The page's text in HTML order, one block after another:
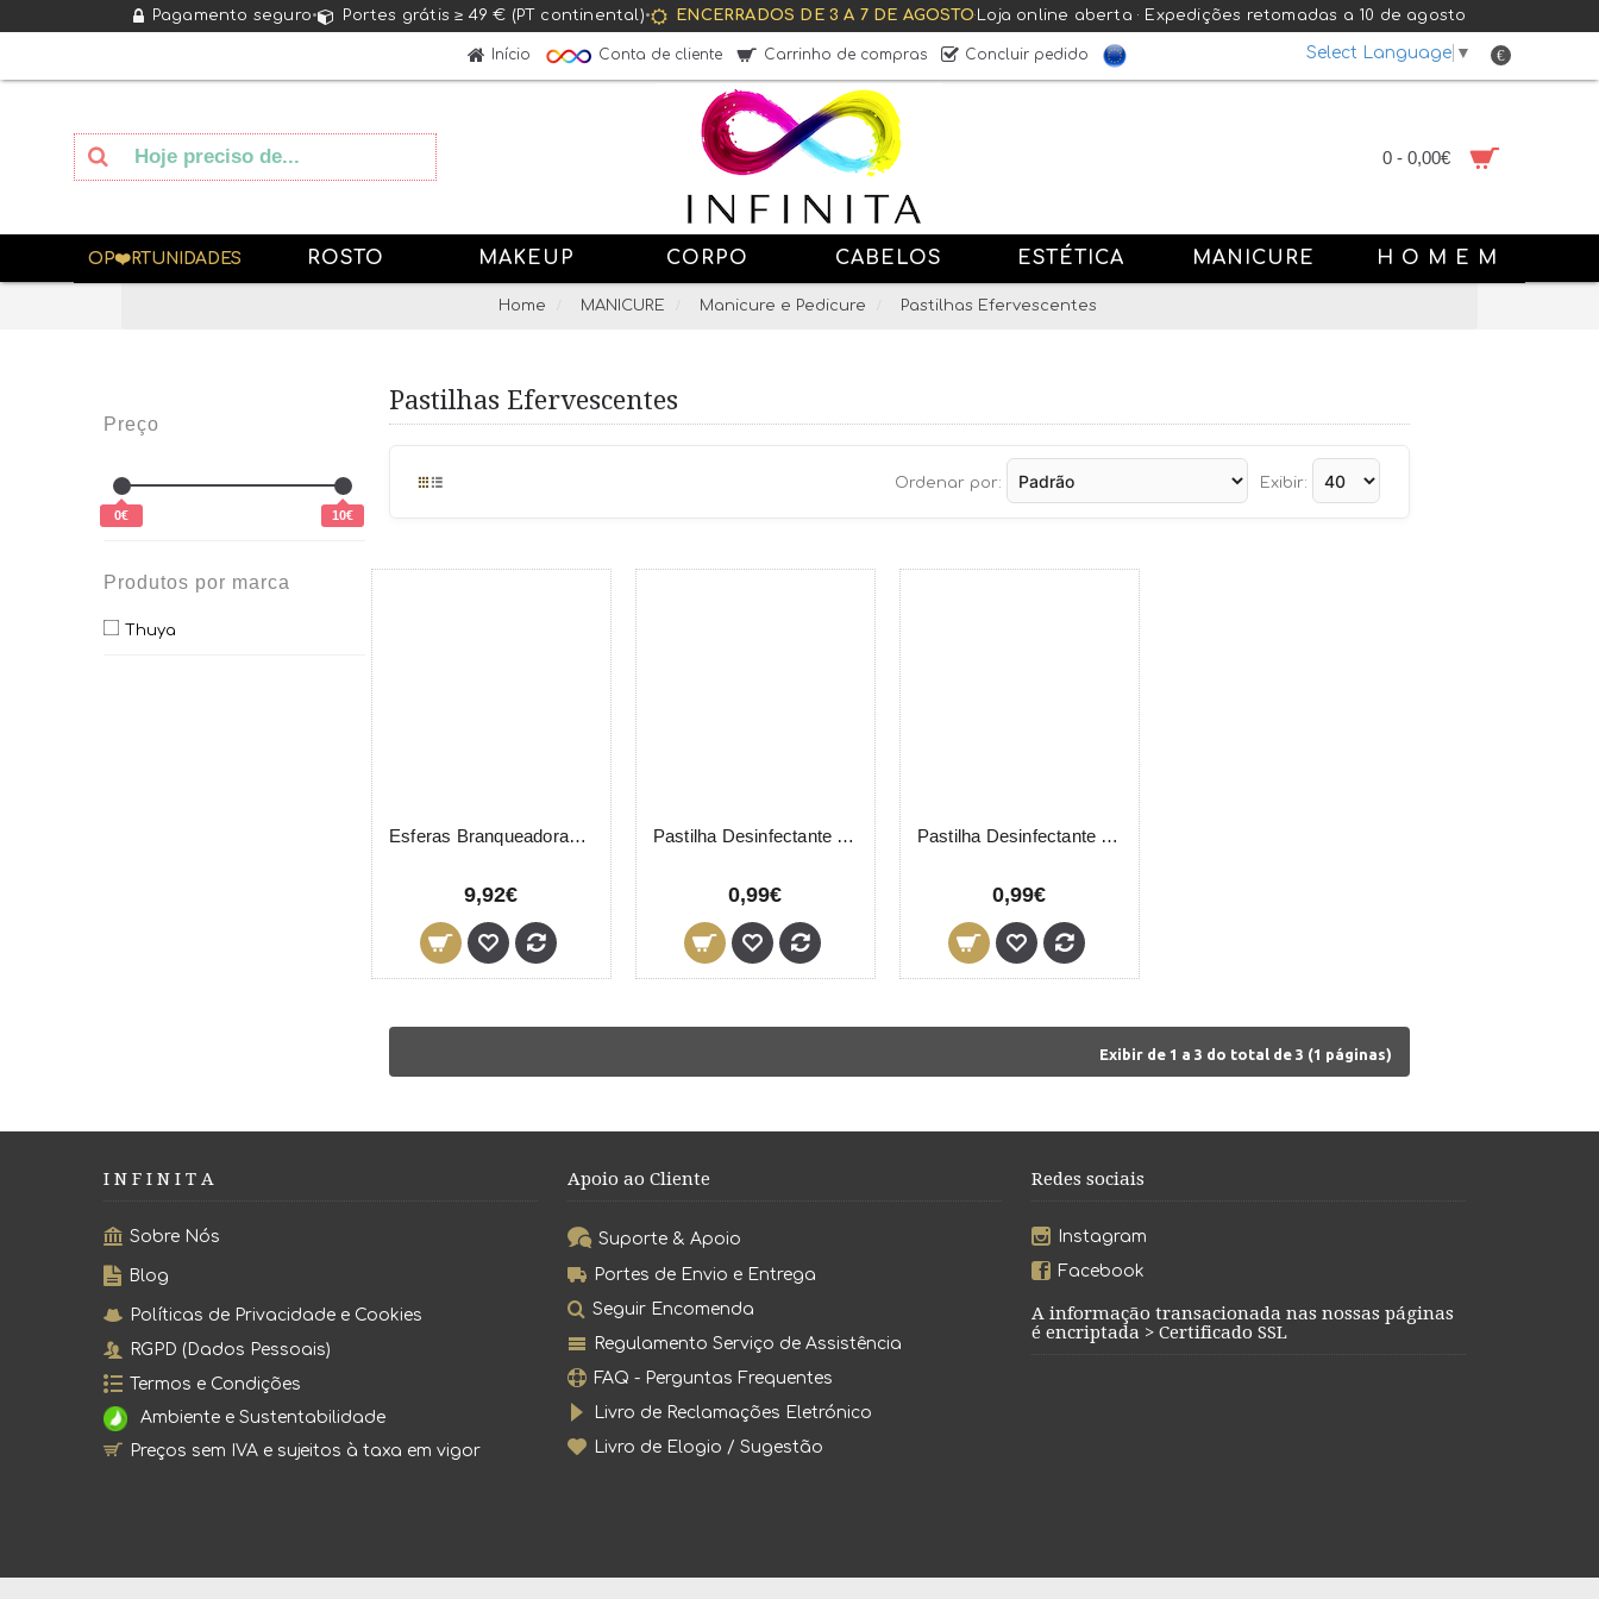
Pagamento seguro• Portes grátis ≥ 49 € (PT continental)• ENCERRADOS DE 3 A 7 DE AGOSTO· Loja online aberta · Expedições retomadas a 10 de agosto
Select Language ▼
Início Conta de cliente Carrinho de compras Concluir pedido €
0 - 0,00€
OP❤️RTUNIDADES ROSTO MAKEUP CORPO CABELOS ESTÉTICA MANICURE H O M E M
Home MANICURE Manicure e Pedicure Pastilhas Efervescentes
Preço
0€ 10€
Produtos por marca
Thuya
Pastilhas Efervescentes
Exibir:
Ordenar por:
Esferas Branqueadoras Unhas Thuya 30 Unidades
9,92€
Pastilha Desinfectante Efervescente Manicura Thuya
0,99€
Pastilha Desinfectante Efervescente Pedicure Thuya
0,99€
Exibir de 1 a 3 do total de 3 (1 páginas)
I N F I N I T A
Sobre Nós
Blog
Políticas de Privacidade e Cookies
RGPD (Dados Pessoais)
Termos e Condições
Ambiente e Sustentabilidade
Preços sem IVA e sujeitos à taxa em vigor
Apoio ao Cliente
Suporte & Apoio
Portes de Envio e Entrega
Seguir Encomenda
Regulamento Serviço de Assistência
FAQ - Perguntas Frequentes
Livro de Reclamações Eletrónico
Livro de Elogio / Sugestão
Redes sociais
Instagram
Facebook
A informação transacionada nas nossas páginas
é encriptada > Certificado SSL